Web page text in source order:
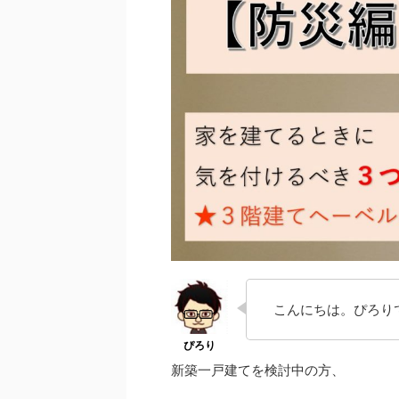
こんにちは。ぴろり
新築一戸建てを検討中の方、